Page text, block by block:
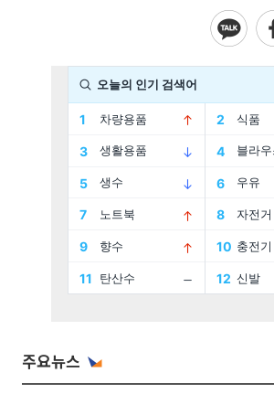
주요뉴스